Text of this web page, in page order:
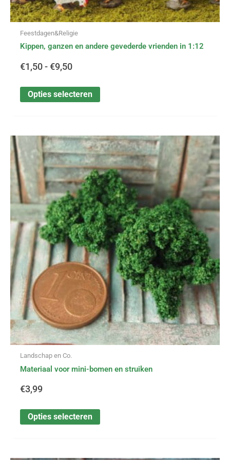
Feestdagen&Religie
Kippen, ganzen en andere gevederde vrienden in 1:12
€1,50 - €9,50
Opties selecteren
Landschap en Co.
Materiaal voor mini-bomen en struiken
€3,99
Opties selecteren
Dit
product
heeft
meerdere
variaties.
Deze
optie
kan
gekozen
worden
op
de
productpagina